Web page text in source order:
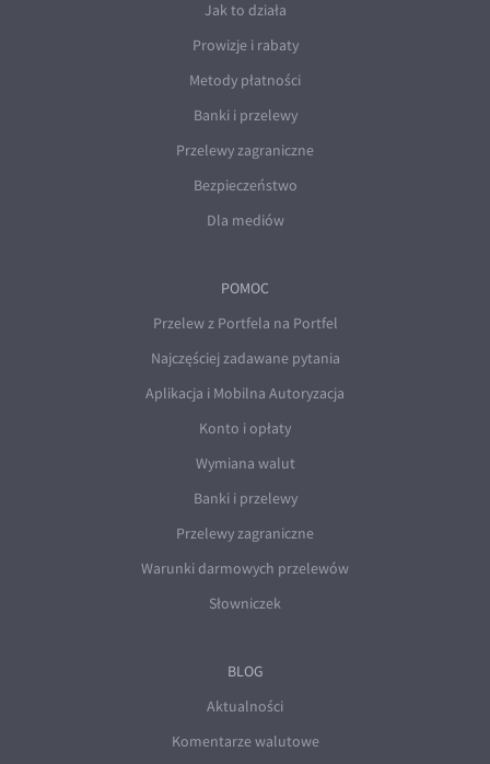
Jak to działa
Prowizje i rabaty
Metody płatności
Banki i przelewy
Przelewy zagraniczne
Bezpieczeństwo
Dla mediów
POMOC
Przelew z Portfela na Portfel
Najczęściej zadawane pytania
Aplikacja i Mobilna Autoryzacja
Konto i opłaty
Wymiana walut
Banki i przelewy
Przelewy zagraniczne
Warunki darmowych przelewów
Słowniczek
BLOG
Aktualności
Komentarze walutowe